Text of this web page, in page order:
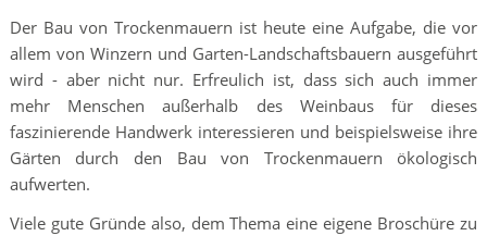
Der Bau von Trockenmauern ist heute eine Aufgabe, die vor
allem von Winzern und Garten-Landschaftsbauern ausgeführt
wird - aber nicht nur. Erfreulich ist, dass sich auch immer
mehr Menschen außerhalb des Weinbaus für dieses
faszinierende Handwerk interessieren und beispielsweise ihre
Gärten durch den Bau von Trockenmauern ökologisch
aufwerten.
Viele gute Gründe also, dem Thema eine eigene Broschüre zu